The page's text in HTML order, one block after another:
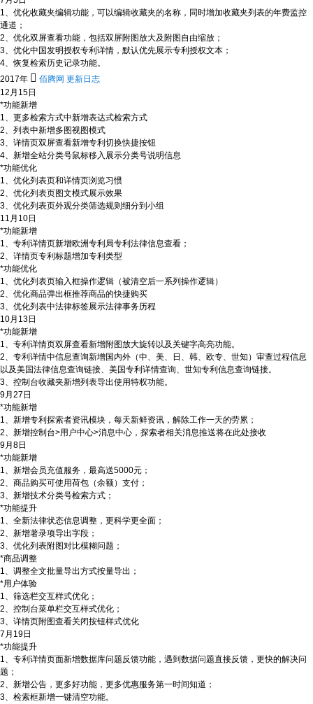
1、优化收藏夹编辑功能，可以编辑收藏夹的名称，同时增加收藏夹列表的年费监控
通道；
2、优化双屏查看功能，包括双屏附图放大及附图自由缩放；
3、优化中国发明授权专利详情，默认优先展示专利授权文本；
4、恢复检索历史记录功能。
2017年  佰腾网 更新日志
12月15日
*功能新增
1、更多检索方式中新增表达式检索方式
2、列表中新增多图视图模式
3、详情页双屏查看新增专利切换快捷按钮
4、新增全站分类号鼠标移入展示分类号说明信息
*功能优化
1、优化列表页和详情页浏览习惯
2、优化列表页图文模式展示效果
3、优化列表页外观分类筛选规则细分到小组
11月10日
*功能新增
1、专利详情页新增欧洲专利局专利法律信息查看；
2、详情页专利标题增加专利类型
*功能优化
1、优化列表页输入框操作逻辑（被清空后一系列操作逻辑）
2、优化商品弹出框推荐商品的快捷购买
3、优化列表中法律标签展示法律事务历程
10月13日
*功能新增
1、专利详情页双屏查看新增附图放大旋转以及关键字高亮功能。
2、专利详情中信息查询新增国内外（中、美、日、韩、欧专、世知）审查过程信息
以及美国法律信息查询链接、美国专利详情查询、世知专利信息查询链接。
3、控制台收藏夹新增列表导出使用特权功能。
9月27日
*功能新增
1、新增专利探索者资讯模块，每天新鲜资讯，解除工作一天的劳累；
2、新增控制台>用户中心>消息中心，探索者相关消息推送将在此处接收
9月8日
*功能新增
1、新增会员充值服务，最高送5000元；
2、商品购买可使用荷包（余额）支付；
3、新增技术分类号检索方式；
*功能提升
1、全新法律状态信息调整，更科学更全面；
2、新增著录项导出字段；
3、优化列表附图对比模糊问题；
*商品调整
1、调整全文批量导出方式按量导出；
*用户体验
1、筛选栏交互样式优化；
2、控制台菜单栏交互样式优化；
3、详情页附图查看关闭按钮样式优化
7月19日
*功能提升
1、专利详情页面新增数据库问题反馈功能，遇到数据问题直接反馈，更快的解决问
题；
2、新增公告，更多好功能，更多优惠服务第一时间知道；
3、检索框新增一键清空功能。